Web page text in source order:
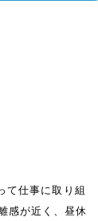
て仕事に取り組
感が近く、昼休